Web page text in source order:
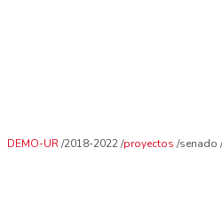
DEMO-UR 2018-2022 proyectos senado